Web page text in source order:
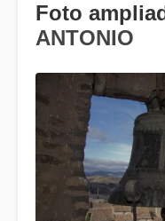
Foto
ANTONIO